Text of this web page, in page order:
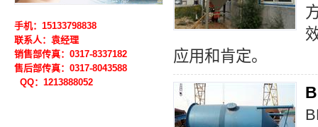
应用和肯定。
手机：15133798838
联系人：袁经理
销售部传真：0317-8337182
售后部传真：0317-8043588
QQ：1213888052